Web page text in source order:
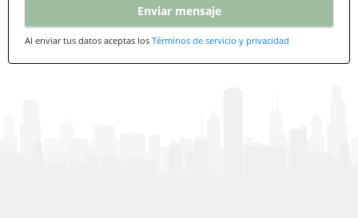
Enviar mensaje
Al enviar tus datos aceptas los Términos de servicio y privacidad